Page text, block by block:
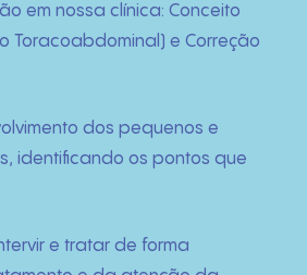
em nossa clínica: Conceito
Toracoabdominal) e Correção
dos pequenos e
identificando os pontos que
e tratar de forma